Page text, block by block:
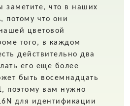
заметите, что в наших
потому что они
цветовой
того, в каждом
действительно два
его еще более
быть восемнадцать
поэтому вам нужно
для идентификации